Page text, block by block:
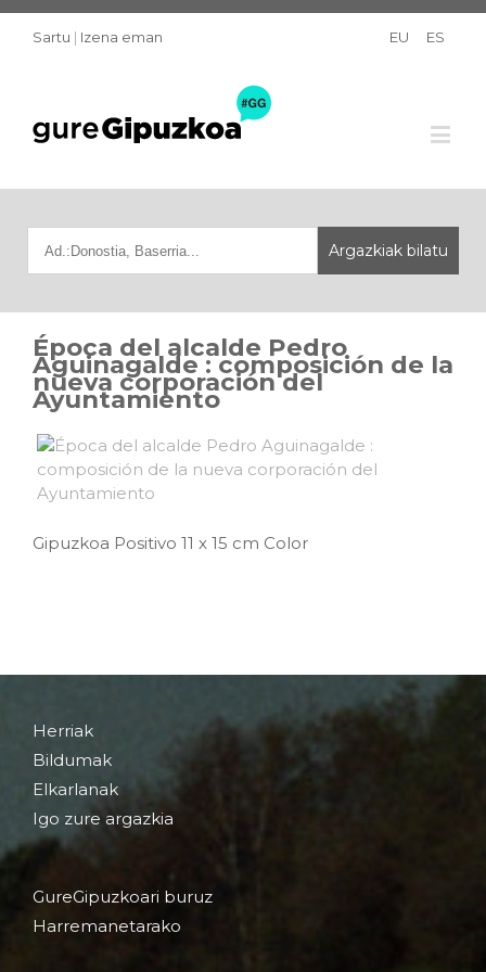
Sartu | Izena eman EU ES
Época del alcalde Pedro
Aguinagalde : composición de la
nueva corporación del
Ayuntamiento
Gipuzkoa Positivo 11 x 15 cm Color
Herriak
Bildumak
Elkarlanak
Igo zure argazkia
GureGipuzkoari buruz
Harremanetarako